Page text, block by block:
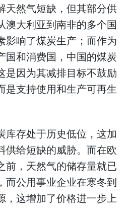
天然气短缺，但其部分供
澳大利亚到南非的多个国
影响了煤炭生产；而作为
国和消费国，中国的煤炭
是因为其减排目标不鼓励
是支持使用和生产可再生
库存处于历史低位，这加
供给短缺的威胁。而在欧
前，天然气的储存量就已
而公用事业企业在寒冬到
，这增加了价格进一步上